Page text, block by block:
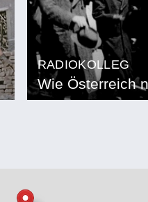
RADIOKOLLEG
Wie Österreich